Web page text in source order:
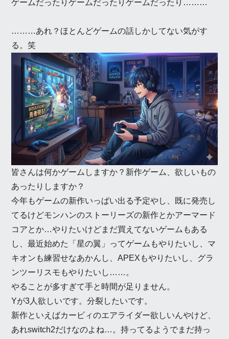
ゲームだったりゲームだったりゲームだったり………
………あれ？ほとんどゲームの話しかしてない気がす
る。笑
皆さんは何かゲームしますか？新作ゲーム、欲しいもの
あったりしますか？
今年もゲームの新作いっぱい出る予定やし、既に発売し
てるけどモンハンのストーリーズの新作とかアーマード
コアとか…やりたいけどまだ買えてないゲームもある
し、最近始めた「星の翼」ってゲームもやりたいし、マ
キオンも練習せなあかんし、APEXもやりたいし、グラ
ンツーリスモもやりたいし……。
やることが多すぎて手と時間が足りません。
Yが3人欲しいです。分裂したいです。
新作といえばカービィのエアライダー欲しいんやけど、
あれswitch2だけなのよね…。持ってるようでまだ持っ